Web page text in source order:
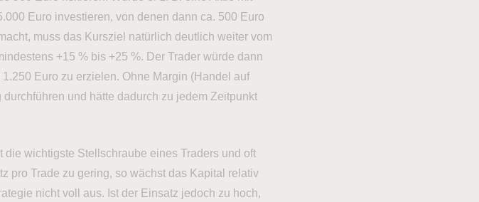
Euro investieren, von denen dann ca. 500 Euro
muss das Kursziel natürlich deutlich weiter vom
+15 % bis +25 %. Der Trader würde dann
Euro zu erzielen. Ohne Margin (Handel auf
und hätte dadurch zu jedem Zeitpunkt
wichtigste Stellschraube eines Traders und oft
pro Trade zu gering, so wächst das Kapital relativ
nicht voll aus. Ist der Einsatz jedoch zu hoch,